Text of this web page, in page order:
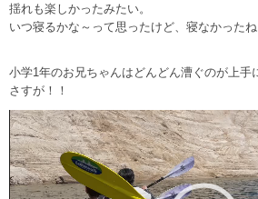
揺れも楽しかったみたい。
いつ寝るかな～って思ったけど、寝なかったね
小学1年のお兄ちゃんはどんどん漕ぐのが上手
さすが！！
動
画
プ
レ
ー